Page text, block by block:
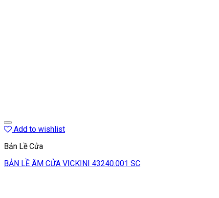
Add to wishlist
Bản Lề Cửa
BẢN LỀ ÂM CỬA VICKINI 43240.001 SC